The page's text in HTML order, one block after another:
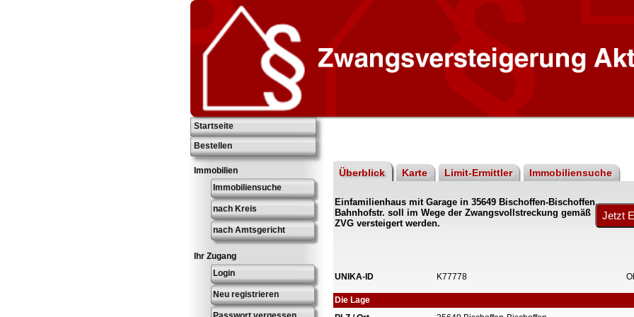
Startseite
Bestellen
Immobilien
Immobiliensuche
nach Kreis
nach Amtsgericht
Ihr Zugang
Login
Neu registrieren
Überblick Karte Limit-Ermittler Immobiliensuche
Einfamilienhaus mit Garage in 35649 Bischoffen-Bischoffen,
Bahnhofstr. soll im Wege der Zwangsvollstreckung gemäß
ZVG versteigert werden.
UNIKA-ID K77778
Die Lage